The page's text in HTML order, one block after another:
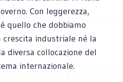
Con leggerezza,
quello che dobbiamo
industriale né la
diversa collocazione del
internazionale.